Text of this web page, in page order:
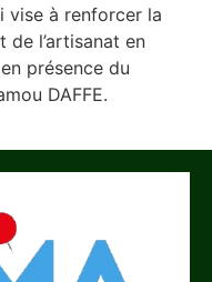
vise à renforcer la
l’artisanat en
présence du
DAFFE.